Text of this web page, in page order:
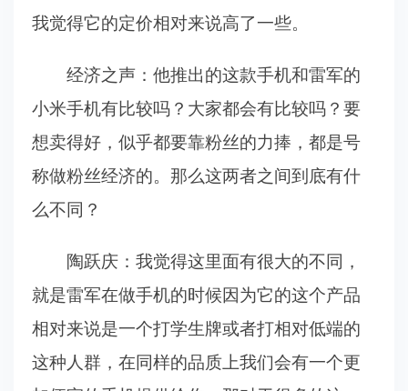
我觉得它的定价相对来说高了一些。
经济之声：他推出的这款手机和雷军的
小米手机有比较吗？大家都会有比较吗？要
想卖得好，似乎都要靠粉丝的力捧，都是号
称做粉丝经济的。那么这两者之间到底有什
么不同？
陶跃庆：我觉得这里面有很大的不同，
就是雷军在做手机的时候因为它的这个产品
相对来说是一个打学生牌或者打相对低端的
这种人群，在同样的品质上我们会有一个更